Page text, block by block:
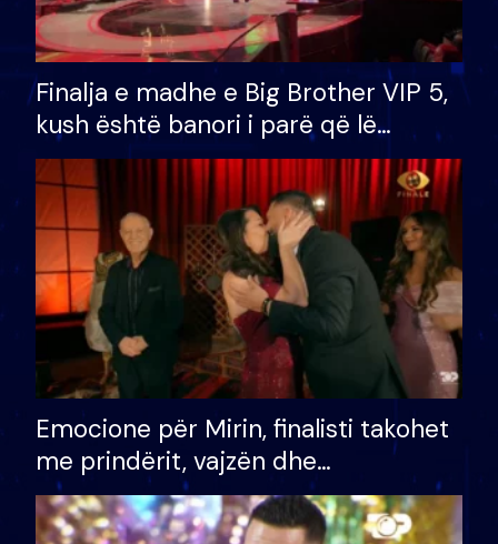
Finalja e madhe e Big Brother VIP 5,
kush është banori i parë që lë
shtëpinë dhe humb mundësinë për
të fituar çmimin e madh
Emocione për Mirin, finalisti takohet
me prindërit, vajzën dhe
bashkëshorten: S’kemi ndonjë letër
divorci apo jo?